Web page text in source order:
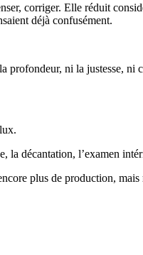
corriger. Elle réduit
déjà confusément.
ni la justesse, ni
la décantation, l’examen
plus de production,